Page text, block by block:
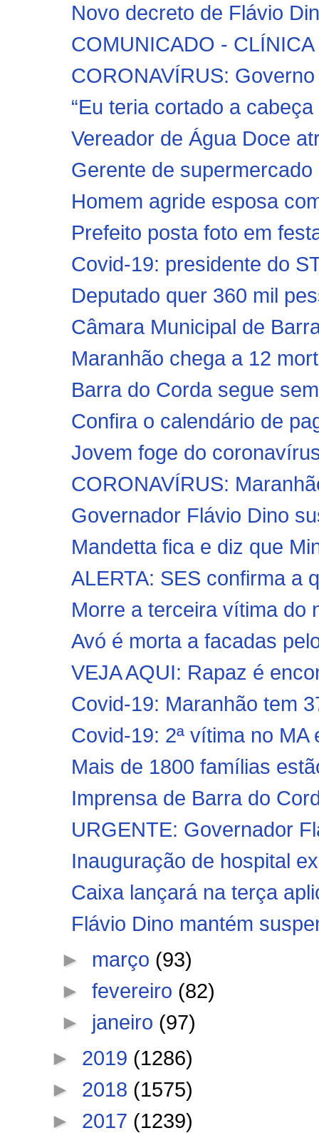
Novo decreto de Flávio
COMUNICADO -
CORONAVÍRUS:
“Eu teria cortado a
Vereador de Água Doce
Gerente de
Homem agride esposa
Prefeito posta foto em
Covid-19: presidente do
Deputado quer 360 mil
Câmara Municipal de
Maranhão chega a 12
Barra do Corda segue
Confira o calendário de
Jovem foge do
CORONAVÍRUS:
Governador Flávio Dino
Mandetta fica e diz que
ALERTA: SES confirma a
Morre a terceira vítima do
Avó é morta a facadas
VEJA AQUI: Rapaz é
Covid-19: Maranhão tem
Covid-19: 2ª vítima no
Mais de 1800 famílias
Imprensa de Barra do
URGENTE: Governador
Inauguração de hospital
Caixa lançará na terça
Flávio Dino mantém
► março (93)
►fevereiro (82)
► janeiro (97)
► 2019 (1286)
► 2018 (1575)
► 2017 (1239)